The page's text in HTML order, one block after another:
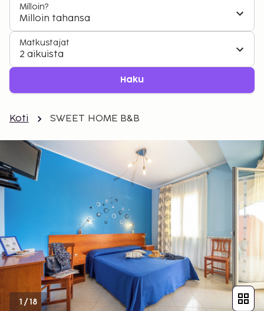
Milloin?
Milloin tahansa
Matkustajat
2 aikuista
Haku
Koti SWEET HOME B&B
1 /18